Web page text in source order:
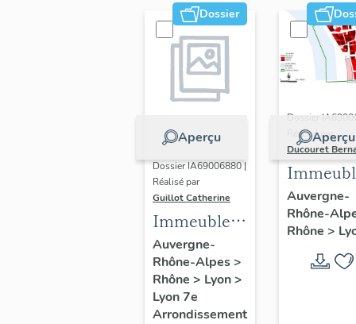
Dossier
Aperçu
Dossier IA69006880 |
Réalisé par
Guillot Catherine
Immeubles,
maisons
Auvergne-
Rhône-Alpes>
Rhône > Lyon>
Lyon 7e
Arrondissement
Aperçu
Dossier
Réalisé par
Ducouret
du
Saint-
Auvergne-
Rhône-
Rhône >